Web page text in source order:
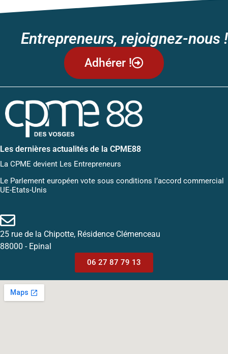
Entrepreneurs, rejoignez-nous !
Adhérer !
Les dernières actualités de la CPME88
La CPME devient Les Entrepreneurs
Le Parlement européen vote sous conditions l’accord commercial
UE-Etats-Unis
25 rue de la Chipotte, Résidence Clémenceau
88000 - Epinal
06 27 87 79 13